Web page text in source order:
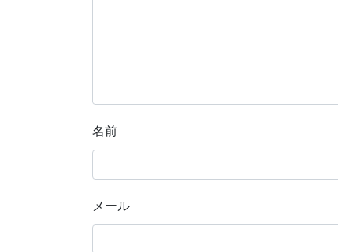
名前
メール